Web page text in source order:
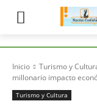
Inicio Turismo y
millonario impacto
Turismo y Cultura